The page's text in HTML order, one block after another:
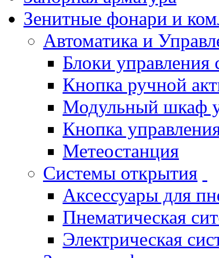
Зенитные фонари и
Автоматика и
Блоки
Кнопка ручной
Модульный шкаф
Кнопка
Метеостанция
Системы открытия
Аксессуары для
Пнематическая
Электрическая